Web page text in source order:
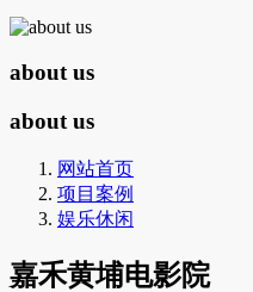
about us
about us
网站首页
项目案例
娱乐休闲
嘉禾黄埔电影院